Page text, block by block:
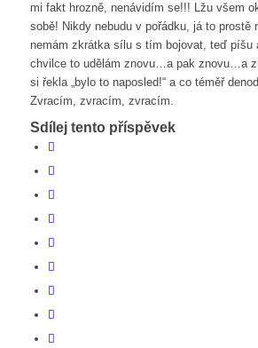
mi fakt hrozně, nenávidím se!!! Lžu všem
sobě! Nikdy nebudu v pořádku, já to prostě
nemám zkrátka sílu s tím bojovat, teď
chvilce to udělám znovu…a pak znovu…a
si řekla „bylo to naposled!“ a co téměř
Zvracím, zvracím, zvracím.
Sdílej tento příspěvek